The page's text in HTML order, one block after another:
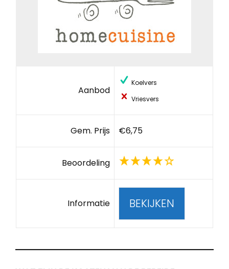
Aanbod
Koelvers
Vriesvers
Gem. Prijs €6,75
Beoordeling
Informatie BEKIJKEN